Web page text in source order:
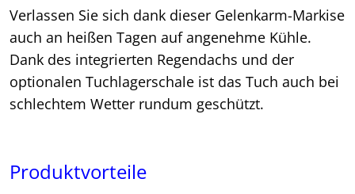
Verlassen Sie sich dank dieser Gelenkarm-Markise
auch an heißen Tagen auf angenehme Kühle.
Dank des integrierten Regendachs und der
optionalen Tuchlagerschale ist das Tuch auch bei
schlechtem Wetter rundum geschützt.
Produktvorteile